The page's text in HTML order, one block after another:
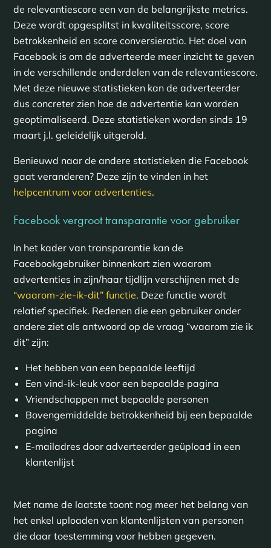
de relevantiescore een van de belangrijkste metrics.
Deze wordt opgesplitst in kwaliteitsscore, score
betrokkenheid en score conversieratio. Het doel van
Facebook is om de adverteerde meer inzicht te geven
in de verschillende onderdelen van de relevantiescore.
Met deze nieuwe statistieken kan de adverteerder
dus concreter zien hoe de advertentie kan worden
geoptimaliseerd. Deze statistieken worden sinds 19
maart j.l. geleidelijk uitgerold.
Benieuwd naar de andere statistieken die Facebook
gaat veranderen? Deze zijn te vinden in het
helpcentrum voor advertenties.
Facebook vergroot transparantie voor gebruiker
In het kader van transparantie kan de
Facebookgebruiker binnenkort zien waarom
advertenties in zijn/haar tijdlijn verschijnen met de
“waarom-zie-ik-dit” functie. Deze functie wordt
relatief specifiek. Redenen die een gebruiker onder
andere ziet als antwoord op de vraag “waarom zie ik
dit” zijn:
Het hebben van een bepaalde leeftijd
Een vind-ik-leuk voor een bepaalde pagina
Vriendschappen met bepaalde personen
Bovengemiddelde betrokkenheid bij een bepaalde
pagina
E-mailadres door adverteerder geüpload in een
klantenlijst
Met name de laatste toont nog meer het belang van
het enkel uploaden van klantenlijsten van personen
die daar toestemming voor hebben gegeven.